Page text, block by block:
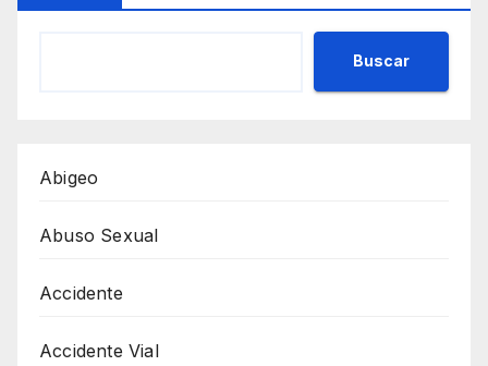
Buscar
Abigeo
Abuso Sexual
Accidente
Accidente Vial